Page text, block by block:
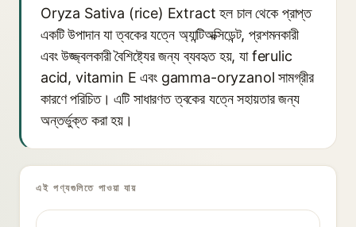
Oryza Sativa (rice) Extract হল চাল থেকে প্রাপ্ত
একটি উপাদান যা ত্বকের যত্নে অ্যান্টিঅক্সিডেন্ট, প্রশমনকারী
এবং উজ্জ্বলকারী বৈশিষ্ট্যের জন্য ব্যবহৃত হয়, যা ferulic
acid, vitamin E এবং gamma-oryzanol সামগ্রীর
কারণে পরিচিত। এটি সাধারণত ত্বকের যত্নে সহায়তার জন্য
অন্তর্ভুক্ত করা হয়।
এই পণ্যগুলিতে পাওয়া যায়